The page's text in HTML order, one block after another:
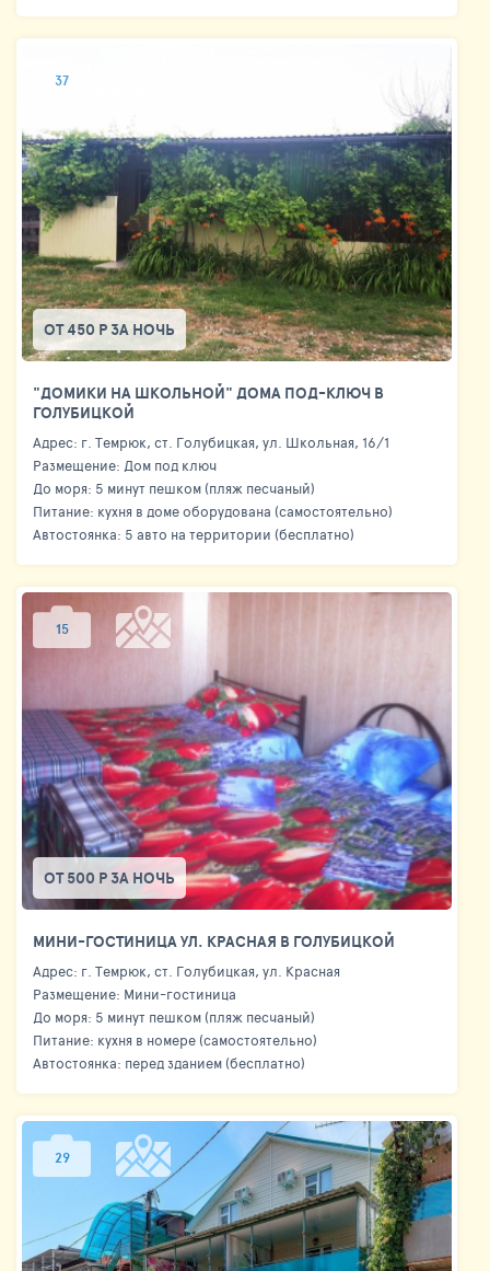
37
ОТ 450 Р ЗА НОЧЬ
"ДОМИКИ НА ШКОЛЬНОЙ" ДОМА ПОД-КЛЮЧ В
ГОЛУБИЦКОЙ
Адрес: г. Темрюк, ст. Голубицкая, ул. Школьная, 16/1
Размещение: Дом под ключ
До моря: 5 минут пешком (пляж песчаный)
Питание: кухня в доме оборудована (самостоятельно)
Автостоянка: 5 авто на территории (бесплатно)
15
ОТ 500 Р ЗА НОЧЬ
МИНИ-ГОСТИНИЦА УЛ. КРАСНАЯ В ГОЛУБИЦКОЙ
Адрес: г. Темрюк, ст. Голубицкая, ул. Красная
Размещение: Мини-гостиница
До моря: 5 минут пешком (пляж песчаный)
Питание: кухня в номере (самостоятельно)
Автостоянка: перед зданием (бесплатно)
29